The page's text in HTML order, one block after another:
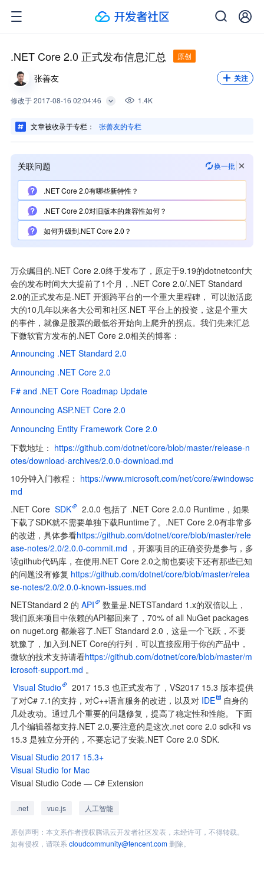
.NET Core 2.0 正式发布信息汇总 原创
张善友 关注
修改于2017-08-16 02:04:46 1.4K
文章被收录于专栏： 张善友的专栏
关联问题 换一批
.NET Core 2.0有哪些新特性？
.NET Core 2.0对旧版本的兼容性如何？
如何升级到.NET Core 2.0？
万众瞩目的.NET Core 2.0终于发布了，原定于9.19的dotnetconf大
会的发布时间大大提前了1个月，.NET Core 2.0/.NET Standard
2.0的正式发布是.NET 开源跨平台的一个重大里程碑， 可以激活庞
大的10几年以来各大公司和社区.NET 平台上的投资，这是个重大
的事件，就像是股票的最低谷开始向上爬升的拐点。我们先来汇总
下微软官方发布的.NET Core 2.0相关的博客：
Announcing .NET Standard 2.0
Announcing .NET Core 2.0
F# and .NET Core Roadmap Update
Announcing ASP.NET Core 2.0
Announcing Entity Framework Core 2.0
下载地址： https://github.com/dotnet/core/blob/master/release-n
otes/download-archives/2.0.0-download.md
10分钟入门教程： https://www.microsoft.com/net/core/#windowsc
md
.NET Core SDK
2.0.0 包括了 .NET Core 2.0.0 Runtime，如果
下载了SDK就不需要单独下载Runtime了。.NET Core 2.0有非常多
的改进，具体参看https://github.com/dotnet/core/blob/master/rele
ase-notes/2.0/2.0.0-commit.md ，开源项目的正确姿势是参与，多
读github代码库，在使用.NET Core 2.0之前也要读下还有那些已知
的问题没有修复 https://github.com/dotnet/core/blob/master/relea
se-notes/2.0/2.0.0-known-issues.md
NETStandard 2 的 API
数量是.NETSTandard 1.x的双倍以上，
我们原来项目中依赖的API都回来了，70% of all NuGet packages
on nuget.org 都兼容了.NET Standard 2.0，这是一个飞跃，不要
犹豫了，加入到.NET Core的行列，可以直接应用于你的产品中，
微软的技术支持请看https://github.com/dotnet/core/blob/master/m
icrosoft-support.md 。
Visual Studio
2017 15.3 也正式发布了，VS2017 15.3 版本提供
了对C# 7.1的支持，对C++语言服务的改进，以及对 IDE
自身的
几处改动。通过几个重要的问题修复，提高了稳定性和性能。 下面
几个编辑器都支持.NET 2.0,要注意的是这次.net core 2.0 sdk和 vs
15.3 是独立分开的，不要忘记了安装.NET Core 2.0 SDK.
Visual Studio 2017 15.3+
Visual Studio for Mac
Visual Studio Code — C# Extension
.net vue.js 人工智能
原创声明：本文系作者授权腾讯云开发者社区发表，未经许可，不得转载。
如有侵权，请联系 cloudcommunity@tencent.com删除。